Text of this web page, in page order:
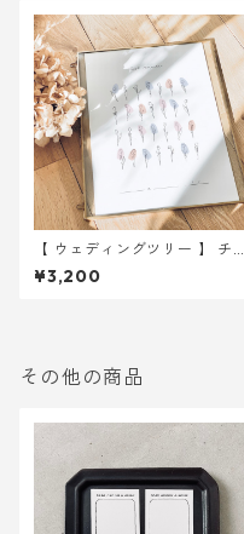
【 ウェディングツリー 】 チュ
ーリップ A4サイズ 用紙のみ
｜ 結婚式 ウェディング
¥3,200
その他の商品